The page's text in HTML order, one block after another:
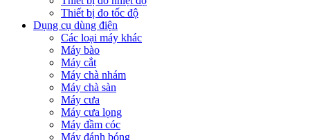
Thiết bị đo tốc độ
Dụng cụ dùng điện
Các loại máy khác
Máy bào
Máy cắt
Máy chà nhám
Máy chà sàn
Máy cưa
Máy cưa lọng
Máy đầm cóc
Máy đánh bóng